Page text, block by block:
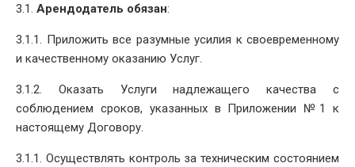
3.1. Арендодатель обязан:
3.1.1. Приложить все разумные усилия к своевременному
и качественному оказанию Услуг.
3.1.2. Оказать Услуги надлежащего качества с
соблюдением сроков, указанных в Приложении №1 к
настоящему Договору.
3.1.1. Осуществлять контроль за техническим состоянием